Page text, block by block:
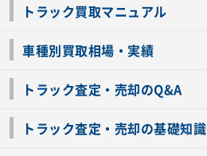
トラック買取マニュアル
車種別買取相場・実績
トラック査定・売却のQ&A
トラック査定・売却の基礎知識